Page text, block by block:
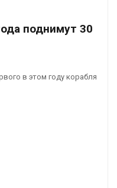
поднимут 30
в этом году корабля